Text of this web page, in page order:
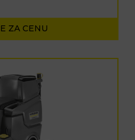
ZA CENU